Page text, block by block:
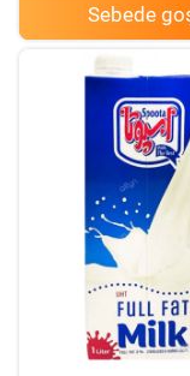
Sebede